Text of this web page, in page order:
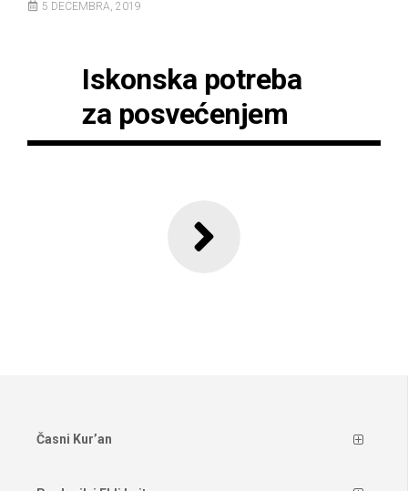
5 DECEMBRA, 2019
Iskonska potreba
za posvećenjem
Časni Kur’an